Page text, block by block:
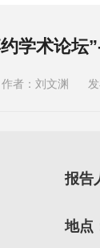
学术论坛
作者：刘文渊
报告
地点